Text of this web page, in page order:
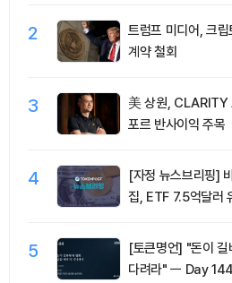
2
트럼프 미디어, 크
계약 철회
3
美 상원, CLARITY
포르 반사이익 주목
4
[자정 뉴스브리핑]
집, ETF 7.5억달러
5
[토큰명언] "돈이 길
다려라" ㅡ Day 144